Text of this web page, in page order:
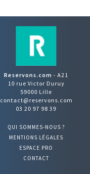
Reservons.com - A21
10 rue Victor Duruy
59000 Lille
contact@reservons.com
03 20 97 98 39
QUI SOMMES-NOUS ?
MENTIONS LÉGALES
ESPACE PRO
CONTACT